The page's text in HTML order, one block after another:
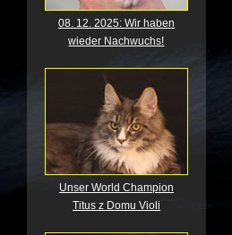
08. 12. 2025: Wir haben
wieder Nachwuchs!
Unser World Champion
Titus z Domu Violi